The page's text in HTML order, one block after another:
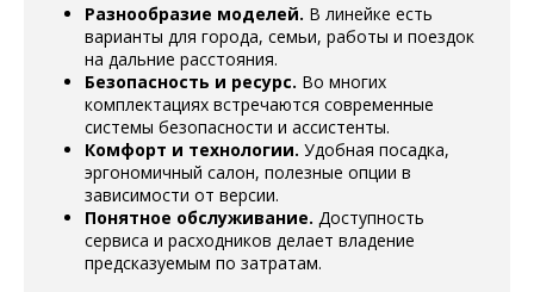
Разнообразие моделей. В линейке есть
варианты для города, семьи, работы и поездок
на дальние расстояния.
Безопасность и ресурс. Во многих
комплектациях встречаются современные
системы безопасности и ассистенты.
Комфорт и технологии. Удобная посадка,
эргономичный салон, полезные опции в
зависимости от версии.
Понятное обслуживание. Доступность
сервиса и расходников делает владение
предсказуемым по затратам.